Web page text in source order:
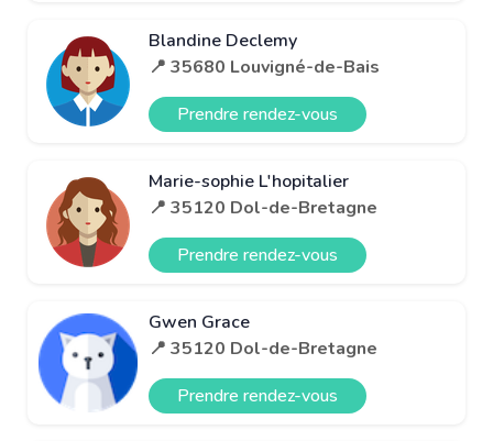
Blandine Declemy
📍 35680 Louvigné-de-Bais
Prendre rendez-vous
Marie-sophie L'hopitalier
📍 35120 Dol-de-Bretagne
Prendre rendez-vous
Gwen Grace
📍 35120 Dol-de-Bretagne
Prendre rendez-vous